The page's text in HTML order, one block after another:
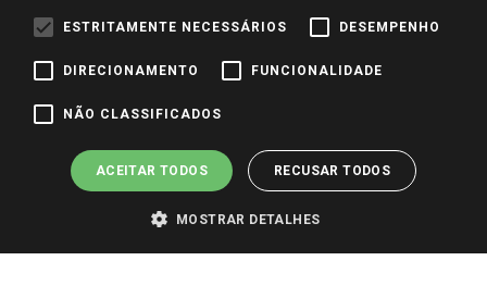
Identidade Visual
Pagamento e Segurança
ESTRITAMENTE NECESSÁRIOS DESEMPENHO
DIRECIONAMENTO FUNCIONALIDADE
NÃO CLASSIFICADOS
ACEITAR TODOS RECUSAR TODOS
MOSTRAR DETALHES